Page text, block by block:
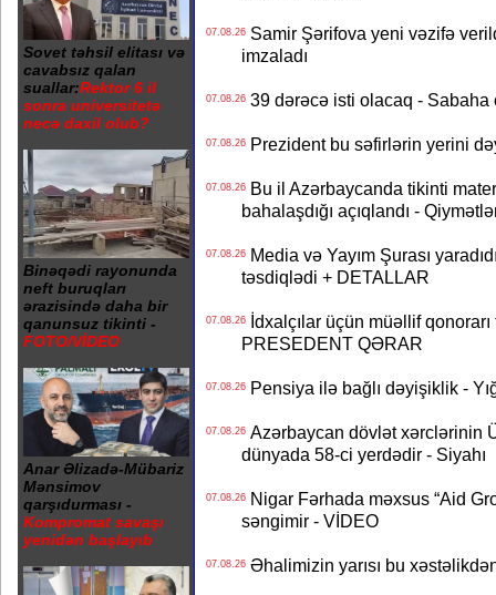
Sovet təhsil elitası və
cavabsız qalan
suallar:Rektor 6 il
sonra universitetə
necə daxil olub?
Binəqədi rayonunda
neft buruqları
ərazisində daha bir
qanunsuz tikinti -
FOTO/VİDEO
Anar Əlizadə-Mübariz
Mənsimov
qarşıdurması -
Kompromat savaşı
yenidən başlayıb
07.08.26Samir Şərifova yeni vəzifə
imzaladı
07.08.2639 dərəcə isti olacaq - Sabaha
07.08.26Prezident bu səfirlərin yerini
07.08.26Bu il Azərbaycanda tikinti
bahalaşdığı açıqlandı -
07.08.26Media və Yayım Şurası
təsdiqlədi + DETALLAR
07.08.26İdxalçılar üçün müəllif
PRESEDENT QƏRAR
07.08.26Pensiya ilə bağlı dəyişiklik -
07.08.26Azərbaycan dövlət xərclərinin
dünyada 58-ci yerdədir - Siyahı
07.08.26Nigar Fərhada məxsus “Aid
səngimir - VİDEO
07.08.26Əhalimizin yarısı bu